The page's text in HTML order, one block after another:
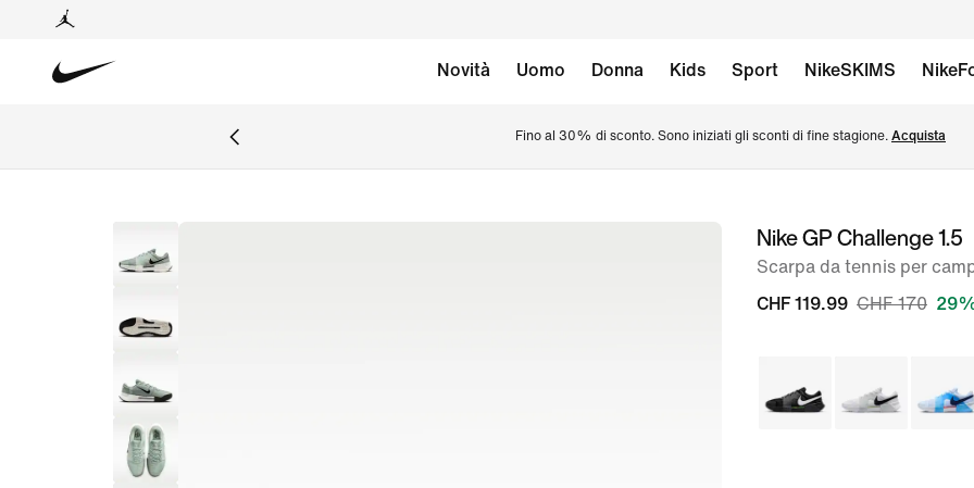
Novità Uomo Donna Kids Sport NikeSKIMS
Fino al 30% di sconto. Sono iniziati gli sconti di fine stagione. Acquista
immagine
Nike GP Challenge 1.5
Scarpa da tennis per
CHF 119.99 CHF 170